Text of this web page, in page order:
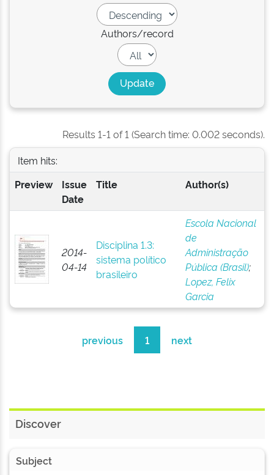
Authors/record
Results 1-1 of 1 (Search time: 0.002 seconds).
Item hits:
Preview
Issue
Date
Title Author(s)
2014-
04-14
Disciplina 1.3:
sistema político
brasileiro
Escola Nacional
de
Administração
Pública (Brasil);
Lopez, Felix
Garcia
previous 1 next
Discover
Subject